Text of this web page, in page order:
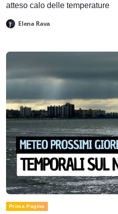
atteso calo delle temperature
Elena Rava
Prima Pagina